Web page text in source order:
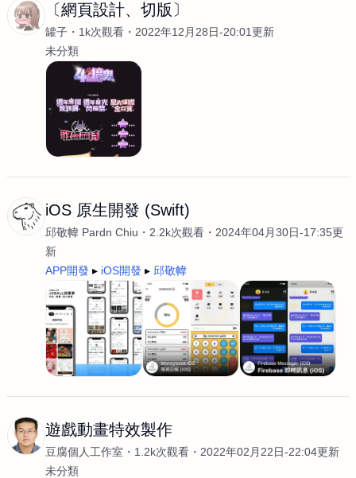
〔網頁設計、切版〕
罐子 1k次觀看
2022年12月28日-20:01更新
未分類
iOS 原生開發 (Swift)
邱敬幃 Pardn Chiu 2.2k次觀看
2024年04月30日-17:35更
新
APP開發
iOS開發 邱敬幃
遊戲動畫特效製作
豆腐個人工作室 1.2k次觀看
2022年02月22日-22:04更新
未分類